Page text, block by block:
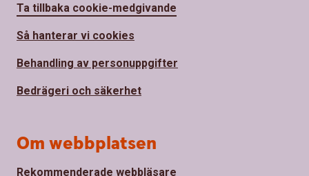
Ta tillbaka cookie-medgivande
Så hanterar vi cookies
Behandling av personuppgifter
Bedrägeri och säkerhet
Om webbplatsen
Rekommenderade webbläsare